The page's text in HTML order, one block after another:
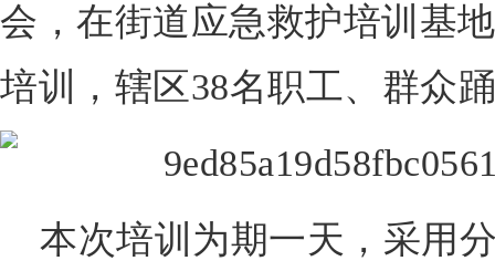
会，在街道应急救护培训基
培训，辖区38名职工、群众
本次培训为期一天，采用